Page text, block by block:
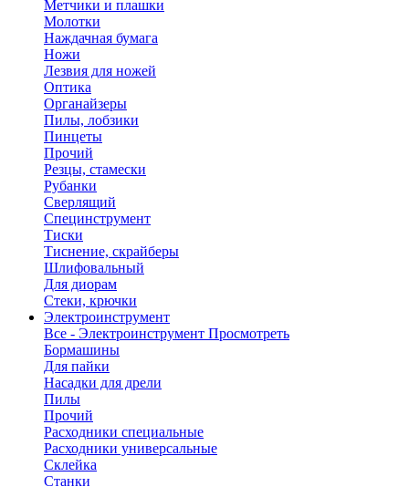
Метчики и плашки
Молотки
Наждачная бумага
Ножи
Лезвия для ножей
Оптика
Органайзеры
Пилы, лобзики
Пинцеты
Прочий
Резцы, стамески
Рубанки
Сверлящий
Специнструмент
Тиски
Тиснение, скрайберы
Шлифовальный
Для диорам
Стеки, крючки
Электроинструмент
Все - Электроинструмент Просмотреть
Бормашины
Для пайки
Насадки для дрели
Пилы
Прочий
Расходники специальные
Расходники универсальные
Склейка
Станки